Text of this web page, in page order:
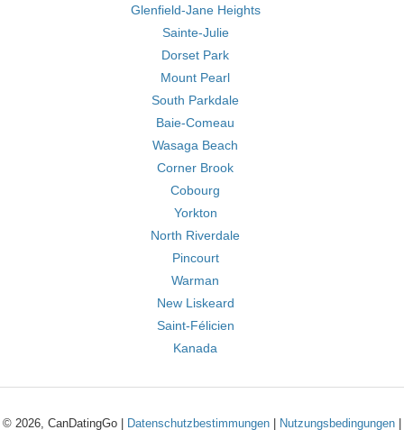
Glenfield-Jane Heights
Sainte-Julie
Dorset Park
Mount Pearl
South Parkdale
Baie-Comeau
Wasaga Beach
Corner Brook
Cobourg
Yorkton
North Riverdale
Pincourt
Warman
New Liskeard
Saint-Félicien
Kanada
© 2026, CanDatingGo | Datenschutzbestimmungen Nutzungsbedingungen